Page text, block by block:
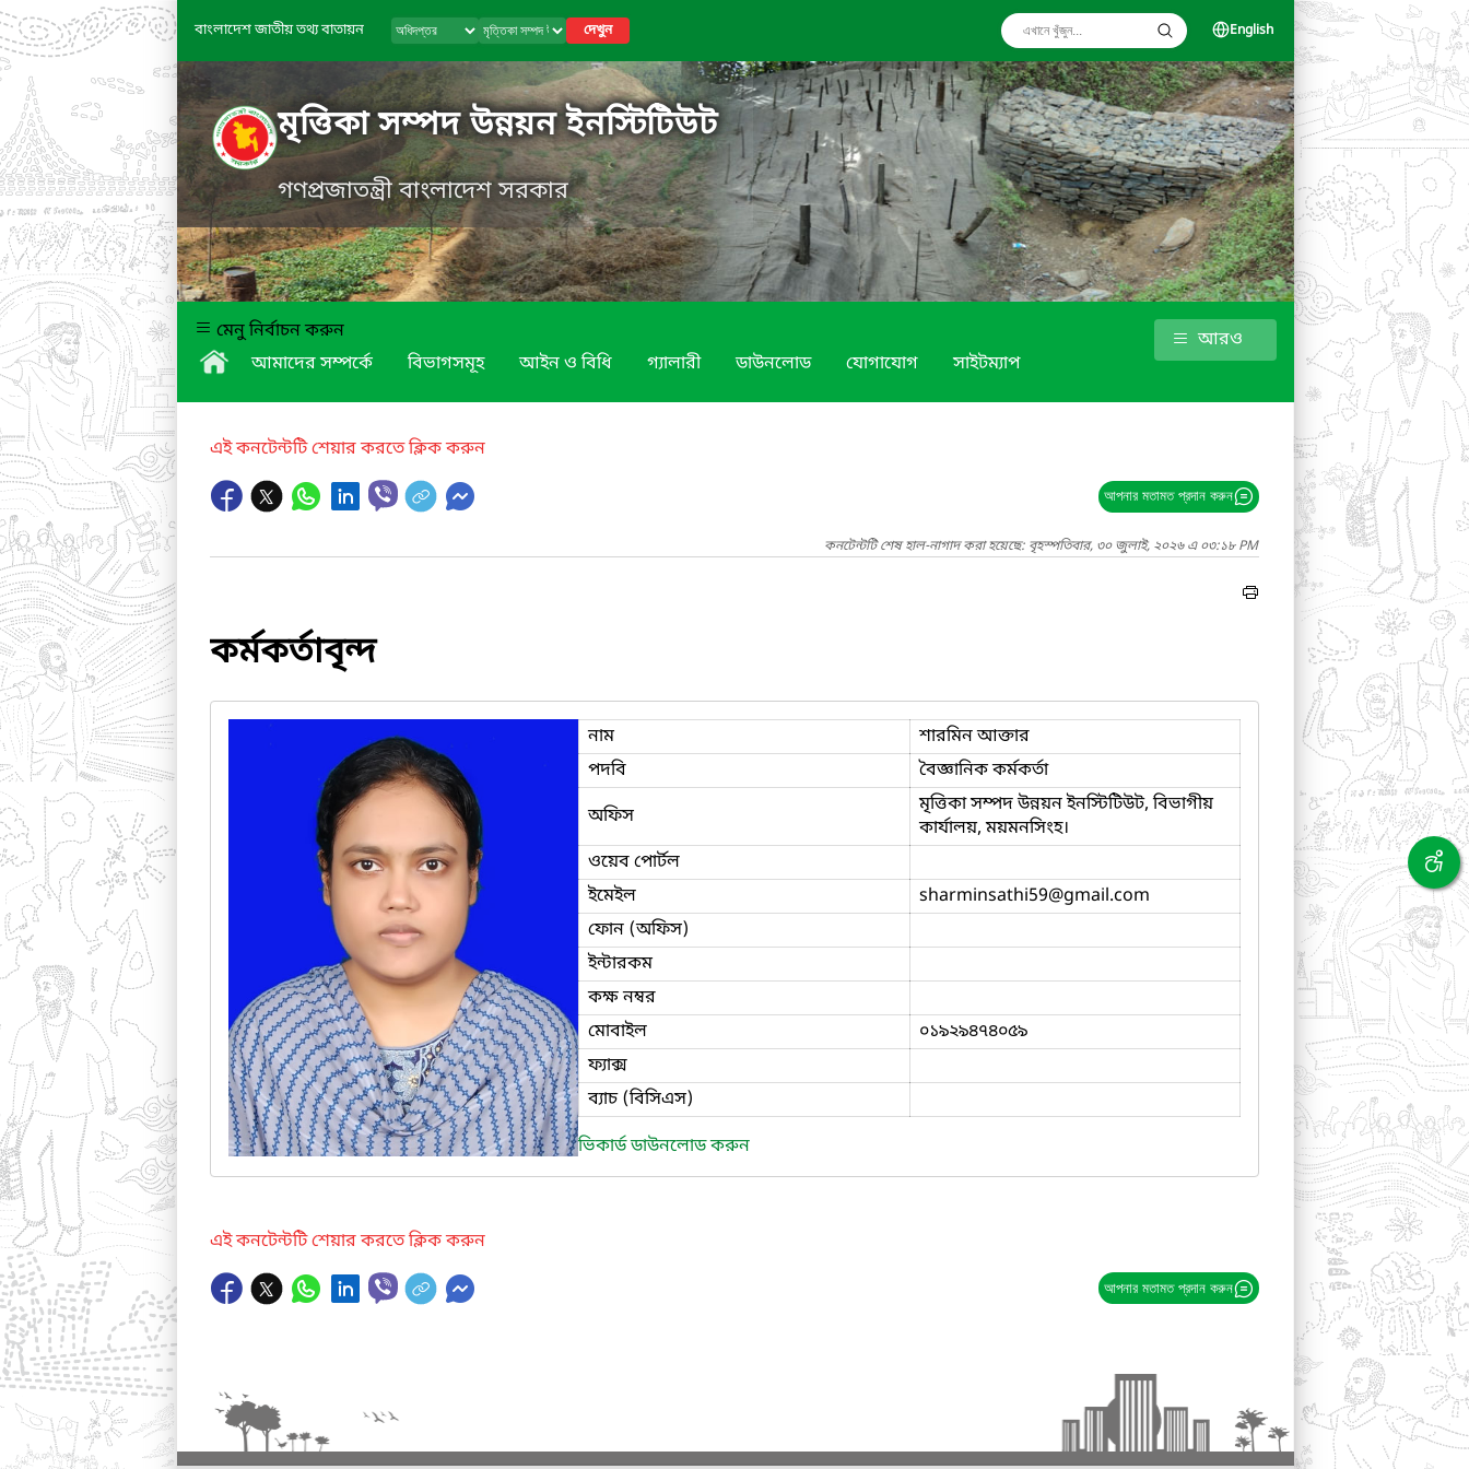
বাংলাদেশ জাতীয় তথ্য বাতায়ন দেখুন English
মৃত্তিকা সম্পদ উন্নয়ন ইনস্টিটিউট
গণপ্রজাতন্ত্রী বাংলাদেশ সরকার
মেনু নির্বাচন করুন
আমাদের সম্পর্কে
বিভাগসমূহ আইন ও বিধি গ্যালারী ডাউনলোড যোগাযোগ সাইটম্যাপ
আরও
এই কনটেন্টটি শেয়ার করতে ক্লিক করুন
আপনার মতামত প্রদান করুন
কনটেন্টটি শেষ হাল-নাগাদ করা হয়েছে: বৃহস্পতিবার, ৩০ জুলাই, ২০২৬ এ ০৩:১৮ PM
কর্মকর্তাবৃন্দ
নাম
শারমিন আক্তার
পদবি
বৈজ্ঞানিক কর্মকর্তা
অফিস
মৃত্তিকা সম্পদ উন্নয়ন ইনস্টিটিউট, বিভাগীয়
কার্যালয়, ময়মনসিংহ।
ওয়েব পোর্টল
ইমেইল
sharminsathi59@gmail.com
ফোন (অফিস)
ইন্টারকম
কক্ষ নম্বর
মোবাইল
০১৯২৯৪৭৪০৫৯
ফ্যাক্স
ব্যাচ (বিসিএস)
ভিকার্ড ডাউনলোড করুন
এই কনটেন্টটি শেয়ার করতে ক্লিক করুন
আপনার মতামত প্রদান করুন